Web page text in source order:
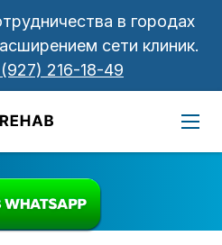
в городах
сети клиник.
216-18-49